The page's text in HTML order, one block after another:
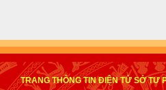
TRANG THÔNG TIN ĐIỆN TỬ SỞ TƯ